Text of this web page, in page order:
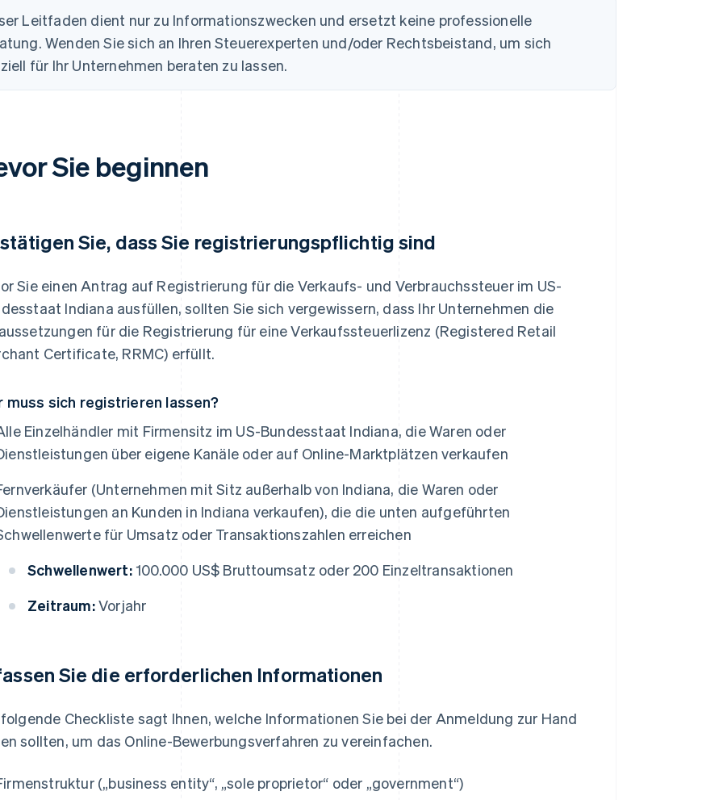
Leitfaden dient nur zu Informationszwecken und ersetzt keine professionelle
Wenden Sie sich an Ihren Steuerexperten und/oder Rechtsbeistand, um sich
für Ihr Unternehmen beraten zu lassen.
Sie beginnen
Sie, dass Sie registrierungspflichtig sind
Sie einen Antrag auf Registrierung für die Verkaufs- und Verbrauchssteuer im US-
Indiana ausfüllen, sollten Sie sich vergewissern, dass Ihr Unternehmen die
für die Registrierung für eine Verkaufssteuerlizenz (Registered Retail
Certificate, RRMC) erfüllt.
muss sich registrieren lassen?
Einzelhändler mit Firmensitz im US-Bundesstaat Indiana, die Waren oder
über eigene Kanäle oder auf Online-Marktplätzen verkaufen
(Unternehmen mit Sitz außerhalb von Indiana, die Waren oder
an Kunden in Indiana verkaufen), die die unten aufgeführten
für Umsatz oder Transaktionszahlen erreichen
Schwellenwert:100.000 US$ Bruttoumsatz oder 200 Einzeltransaktionen
Zeitraum:Vorjahr
Sie die erforderlichen Informationen
Checkliste sagt Ihnen, welche Informationen Sie bei der Anmeldung zur Hand
sollten, um das Online-Bewerbungsverfahren zu vereinfachen.
(„business entity“, „sole proprietor“ oder „government“)